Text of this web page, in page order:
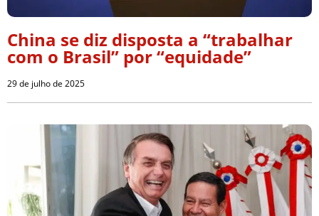
China se diz disposta a “trabalhar
com o Brasil” por “equidade”
29 de julho de 2025